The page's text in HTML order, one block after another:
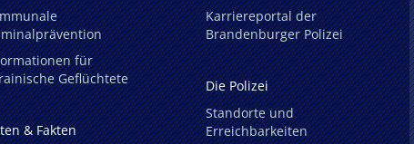
für
Geflüchtete
& Fakten
Karriereportal der
Brandenburger Polizei
Die Polizei
Standorte und
Erreichbarkeiten